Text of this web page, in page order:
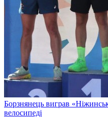
Борзнянець виграв
велосипеді